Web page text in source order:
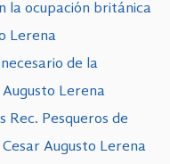
la ocupación británica
Lerena
de la
Lerena
Rec. Pesqueros de
Augusto Lerena